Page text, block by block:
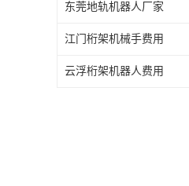
东莞地轨机器人厂家
江门桁架机械手费用
云浮桁架机器人费用